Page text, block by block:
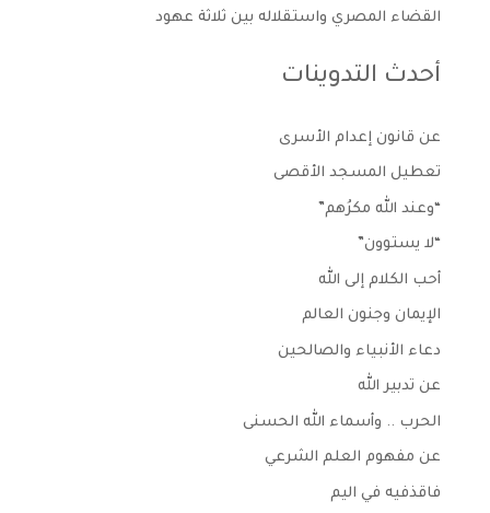
القضاء المصري واستقلاله بين ثلاثة عهود
أحدث التدوينات
عن قانون إعدام الأسرى
تعطيل المسجد الأقصى
“وعند الله مكرُهم”
“لا يستوون”
أحب الكلام إلى الله
الإيمان وجنون العالم
دعاء الأنبياء والصالحين
عن تدبير الله
الحرب .. وأسماء الله الحسنى
عن مفهوم العلم الشرعي
فاقذفيه في اليم